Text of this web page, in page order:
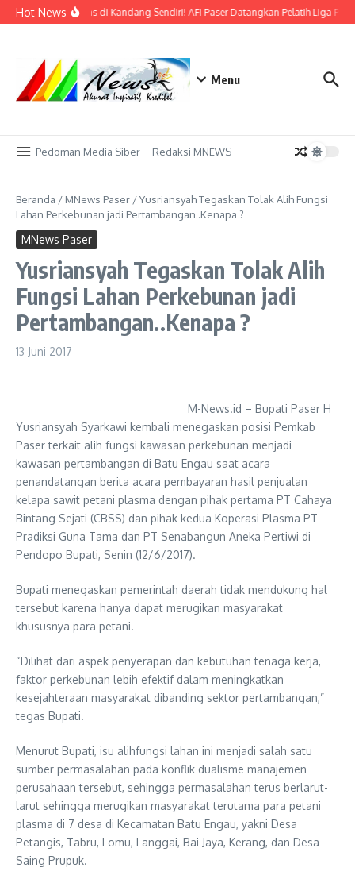
Lewati ke konten
Hot NewsBidik Emas di Kandang Sendiri! AFI Paser Datangkan Pelatih Liga
Menu
Pedoman Media Siber Redaksi MNEWS
Beranda / MNews Paser /Yusriansyah Tegaskan Tolak Alih Fungsi
Lahan Perkebunan jadi Pertambangan..Kenapa ?
MNews Paser
Yusriansyah Tegaskan Tolak Alih
Fungsi Lahan Perkebunan jadi
Pertambangan..Kenapa ?
13 Juni 2017
M-News.id – Bupati Paser H
Yusriansyah Syarkawi kembali menegaskan posisi Pemkab
Paser terkait alih fungsi kawasan perkebunan menjadi
kawasan pertambangan di Batu Engau saat acara
penandatangan berita acara pembayaran hasil penjualan
kelapa sawit petani plasma dengan pihak pertama PT Cahaya
Bintang Sejati (CBSS) dan pihak kedua Koperasi Plasma PT
Pradiksi Guna Tama dan PT Senabangun Aneka Pertiwi di
Pendopo Bupati, Senin (12/6/2017).
Bupati menegaskan pemerintah daerah tidak mendukung hal
tersebut karena hanya dapat merugikan masyarakat
khususnya para petani.
“Dilihat dari aspek penyerapan dan kebutuhan tenaga kerja,
faktor perkebunan lebih efektif dalam meningkatkan
kesejahteraan masyarakat dibanding sektor pertambangan,”
tegas Bupati.
Menurut Bupati, isu alihfungsi lahan ini menjadi salah satu
sumber permasalahan pada konflik dualisme manajemen
perusahaan tersebut, sehingga permasalahan terus berlarut-
larut sehingga merugikan masyarakat terutama para petani
plasma di 7 desa di Kecamatan Batu Engau, yakni Desa
Petangis, Tabru, Lomu, Langgai, Bai Jaya, Kerang, dan Desa
Saing Prupuk.